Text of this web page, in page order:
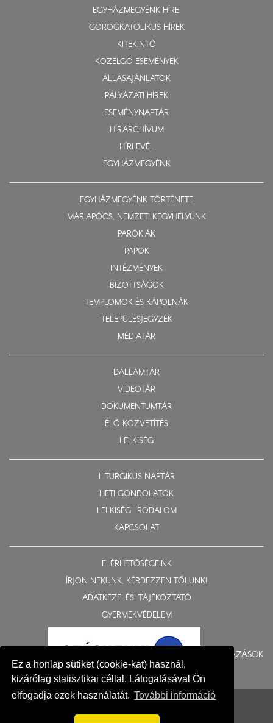
Ez a honlap sütiket (cookie-kat) használ,
kizárólag statisztikai céllal. Látogatásával Ön
elfogadja ezek használatát. További információ
EGYHÁZMEGYÉNK HÍREI
GÖRÖGKATOLIKUS HÍREK
KITEKINTŐ
KÖZELGŐ ESEMÉNYEK
ÁLLÁSAJÁNLATOK
PÁLYÁZATI HÍREK
ESEMÉNYNAPTÁR
HÍRARCHÍVUM
HÍRLEVÉL
EGYHÁZMEGYÉNK
EGYHÁZMEGYÉNK TÖRTÉNETE
MÁRIAPÓCS, NEMZETI KEGYHELYÜNK
PARÓKIÁK
PAPOK
INTÉZMÉNYEK
BIZOTTSÁGOK
TEMPLOMOK ÉS KÁPOLNÁK
TELEPÜLÉSJEGYZÉK
MÉDIATÁR
DALLAMTÁR
VIDEOTÁR
DOKUMENTUMTÁR
ÉLŐ KÖZVETÍTÉS
LELKISÉG
LITURGIKUS NAPTÁR
HETI GONDOLATOK
LELKISÉGI IRODALOM
KAPCSOLAT
ELÉRHETŐSÉGEINK
ÍRJON NEKÜNK, KÉRDEZZEN TŐLÜNK!
ADATKEZELÉSI TÁJÉKOZTATÓ
GYERMEKVÉDELEM
BERUHÁZÁSOK
© 2015-2026 Nyíregyházi Egyházmegye
Impresszum